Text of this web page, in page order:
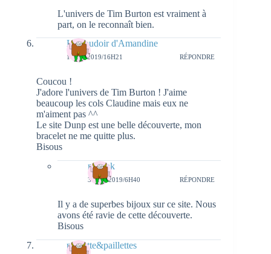
L'univers de Tim Burton est vraiment à
part, on le reconnaît bien.
Le boudoir d'Amandine
1 MAI 2019/16H21 RÉPONDRE
Coucou !
J'adore l'univers de Tim Burton ! J'aime
beaucoup les cols Claudine mais eux ne
m'aiment pas ^^
Le site Dunp est une belle découverte, mon
bracelet ne me quitte plus.
Bisous
natieak
3 MAI 2019/6H40 RÉPONDRE
Il y a de superbes bijoux sur ce site. Nous
avons été ravie de cette découverte.
Bisous
pichette&paillettes